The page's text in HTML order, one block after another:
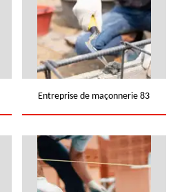
Entreprise de maçonnerie 83